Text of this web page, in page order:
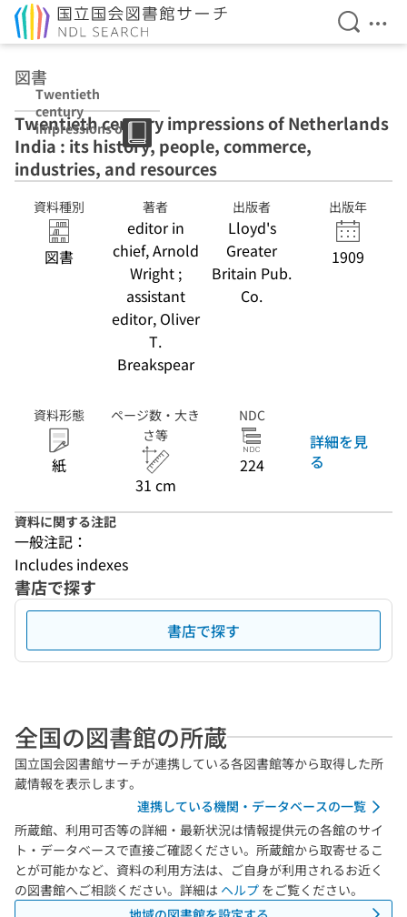
検索を
メ
図書
Twentieth
century
impressions of
Netherlands
India : its
history, people,
commerce,
industries, and
resources
Twentieth century impressions of Netherlands
India : its history, people, commerce,
industries, and resources
資料種別
図書
著者
editor in
chief, Arnold
Wright ;
assistant
editor, Oliver
T.
Breakspear
出版者
Lloyd's
Greater
Britain Pub.
Co.
出版年
1909
資料形態
紙
ページ数・大き
さ等
31 cm
NDC
224
詳細を見
る
資料に関する注記
一般注記：
Includes indexes
書店で探す
書店で探す
全国の図書館の所蔵
国立国会図書館サーチが連携している各図書館等から取得した所
蔵情報を表示します。
連携している機関・データベースの一覧
所蔵館、利用可否等の詳細・最新状況は情報提供元の各館のサイ
ト・データベースで直接ご確認ください。所蔵館から取寄せるこ
とが可能かなど、資料の利用方法は、ご自身が利用されるお近く
の図書館へご相談ください。詳細は ヘルプ をご覧ください。